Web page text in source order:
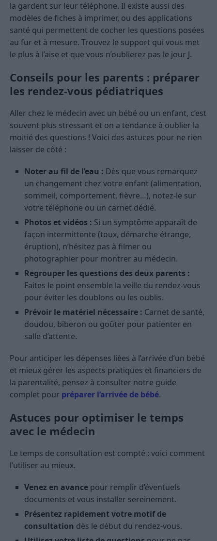
la gardent sur leur téléphone. Il existe aussi des
modèles de fiches à imprimer, ou des applications
santé qui permettent de cocher les questions posées
au fur et à mesure. Trouvez le support qui vous met
le plus à l’aise et que vous n’oublierez pas le jour J.
Conseils pour les parents : préparer
les rendez-vous pédiatriques
Aller chez le médecin avec un bébé ou un enfant, c’est
souvent plus stressant et on a tendance à oublier la
moitié des questions ! Voici des astuces pour ne rien
laisser de côté :
Noter au fil de l’eau : Dès que vous remarquez
un changement chez votre enfant (alimentation,
sommeil, comportement, fièvre…), notez-le sur
votre téléphone ou un carnet dédié.
Photos et vidéos : Si un symptôme apparaît de
façon intermittente (toux, démarche étrange,
éruption), n’hésitez pas à filmer ou
photographier pour montrer au médecin.
Regrouper les questions des deux parents :
Faites le point ensemble la veille du rendez-vous
pour éviter les doublons ou les oublis.
Prévoir le matériel nécessaire : Carnet de santé,
doudou, biberon ou goûter pour patienter en
salle d’attente.
Pour anticiper les dépenses liées à l’arrivée d’un bébé
et mieux gérer les aspects pratiques et financiers de
la parentalité, pensez à consulter notre guide
complet pour préparer l’arrivée de bébé.
Astuces pour optimiser le temps
avec le médecin
Le temps de consultation est compté : voici comment
l’utiliser au mieux.
Venez en avance pour remplir d’éventuels
documents et vous installer sereinement.
Présentez rapidement votre motif de
consultation dès le début du rendez-vous.